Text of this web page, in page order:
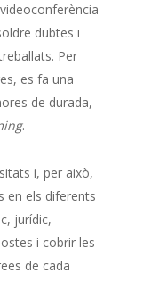
dubtes i
Per
es fa una
de durada,
.
i, per això,
en els diferents
jurídic,
i cobrir les
de cada